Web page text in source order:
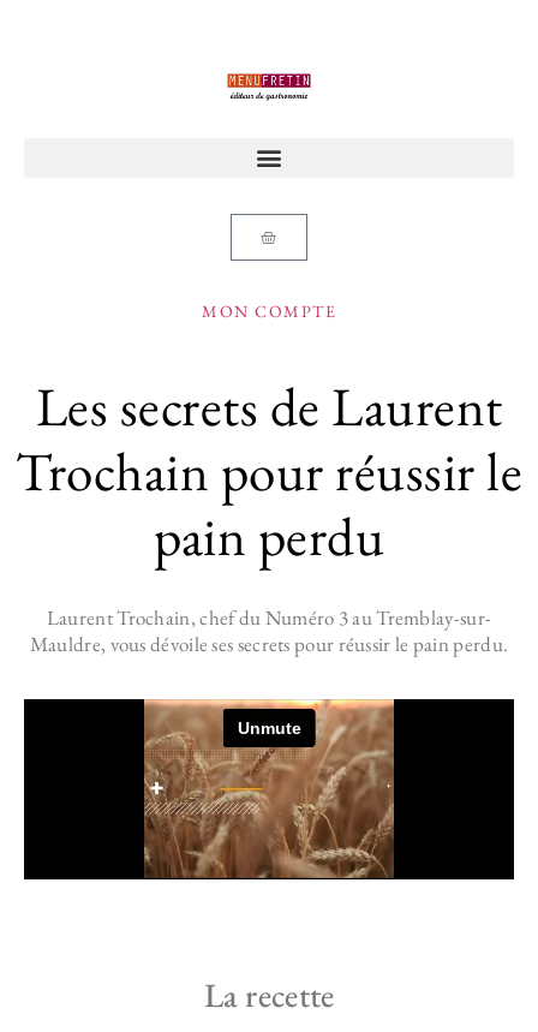
MON COMPTE
Les secrets de Laurent
Trochain pour réussir le
pain perdu
Laurent Trochain, chef du Numéro 3 au Tremblay-sur-
Mauldre, vous dévoile ses secrets pour réussir le pain perdu.
La recette